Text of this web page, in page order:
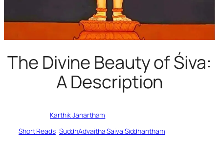
The Divine Beauty of Śiva:
A Description
Karthik Janartham
Short Reads, SuddhAdvaitha Saiva Siddhantham